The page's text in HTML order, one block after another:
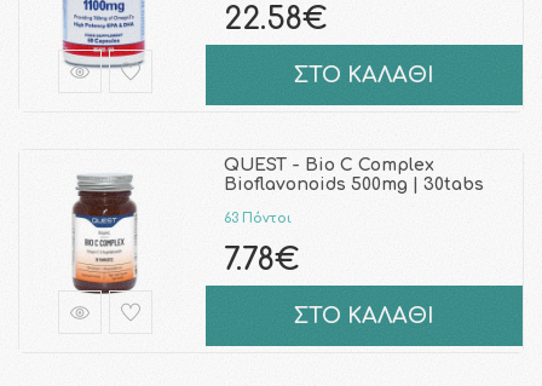
22.58€
ΣΤΟ ΚΑΛΑΘΙ
QUEST - Bio C Complex
Bioflavonoids 500mg | 30tabs
63 Πόντοι
7.78€
ΣΤΟ ΚΑΛΑΘΙ